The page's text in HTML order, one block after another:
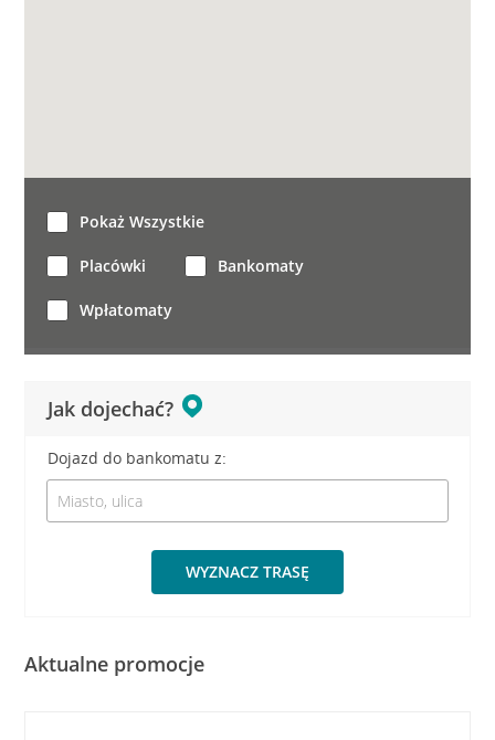
Jak dojechać?
Dojazd do bankomatu z:
WYZNACZ TRASĘ
Pokaż Wszystkie
Placówki Bankomaty
Wpłatomaty
Aktualne promocje